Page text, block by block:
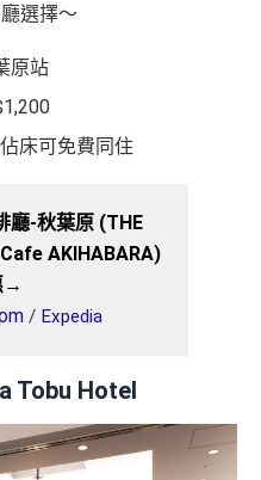
選擇～
原站
床可免費同住
廳-秋葉原 (THE
AKIHABARA)
→
/ Expedia
Tobu Hotel